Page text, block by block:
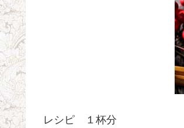
レシピ １杯分